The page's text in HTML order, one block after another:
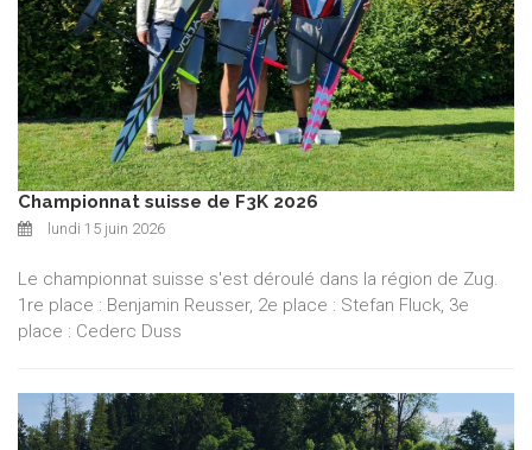
Championnat suisse de F3K 2026
lundi 15 juin 2026
Le championnat suisse s'est déroulé dans la région de Zug.
1re place : Benjamin Reusser, 2e place : Stefan Fluck, 3e
place : Cederc Duss